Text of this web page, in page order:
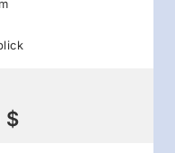
$